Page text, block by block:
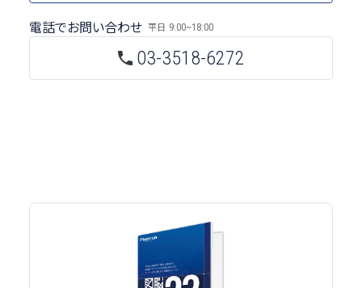
電話でお問い合わせ 平日 9:00~18:00
03-3518-6272